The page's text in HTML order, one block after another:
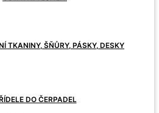
TKANINY, ŠŇŮRY, PÁSKY, DESKY
DO ČERPADEL